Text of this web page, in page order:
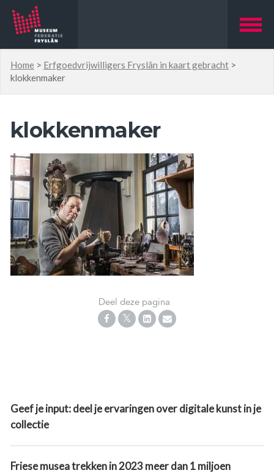
Home > Erfgoedvrijwilligers Fryslân in kaart gebracht >
klokkenmaker
klokkenmaker
Deel deze pagina
Geef je input: deel je ervaringen over digitale kunst in je
collectie
Friese musea trekken in 2023 meer dan 1 miljoen